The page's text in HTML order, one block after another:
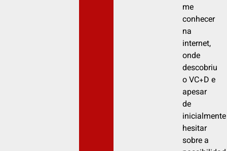
me
conhecer
na
internet,
onde
descobriu
o VC+D e
apesar
de
inicialmente
hesitar
sobre a